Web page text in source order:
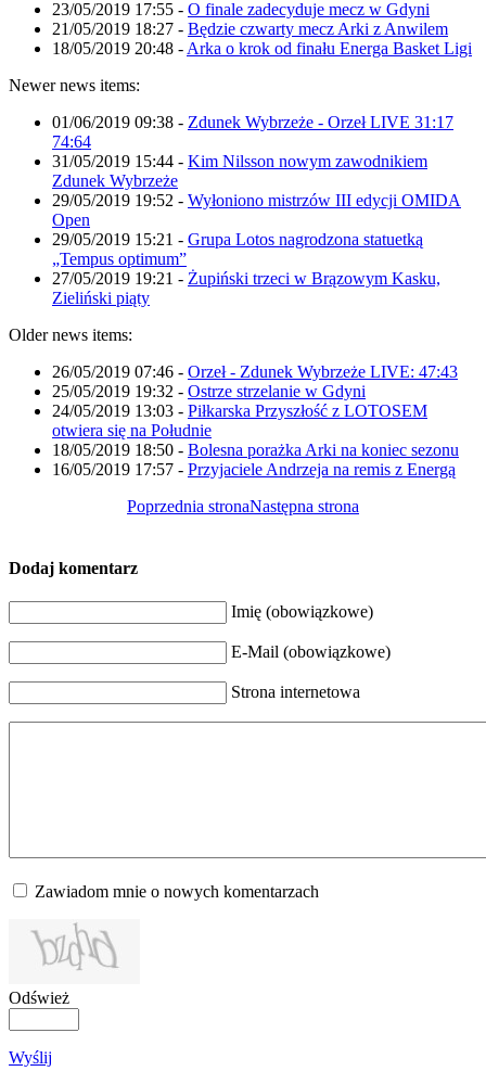
23/05/2019 17:55 - O finale zadecyduje mecz w Gdyni
21/05/2019 18:27 - Będzie czwarty mecz Arki z Anwilem
18/05/2019 20:48 - Arka o krok od finału Energa Basket Ligi
Newer news items:
01/06/2019 09:38 - Zdunek Wybrzeże - Orzeł LIVE 31:17
74:64
31/05/2019 15:44 - Kim Nilsson nowym zawodnikiem
Zdunek Wybrzeże
29/05/2019 19:52 - Wyłoniono mistrzów III edycji OMIDA
Open
29/05/2019 15:21 - Grupa Lotos nagrodzona statuetką
„Tempus optimum”
27/05/2019 19:21 - Żupiński trzeci w Brązowym Kasku,
Zieliński piąty
Older news items:
26/05/2019 07:46 - Orzeł - Zdunek Wybrzeże LIVE: 47:43
25/05/2019 19:32 - Ostrze strzelanie w Gdyni
24/05/2019 13:03 - Piłkarska Przyszłość z LOTOSEM
otwiera się na Południe
18/05/2019 18:50 - Bolesna porażka Arki na koniec sezonu
16/05/2019 17:57 - Przyjaciele Andrzeja na remis z Energą
Poprzednia stronaNastępna strona
Dodaj komentarz
Imię (obowiązkowe)
E-Mail (obowiązkowe)
Strona internetowa
Zawiadom mnie o nowych komentarzach
Odśwież
Wyślij